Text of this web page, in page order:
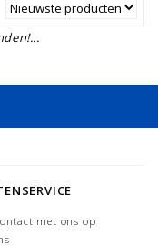
met ons op